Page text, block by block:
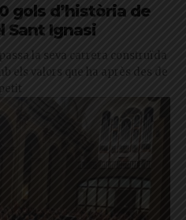
gols d’història de
Sant Ignasi
la seva carrera construïda
els valors que ha après des de
petit